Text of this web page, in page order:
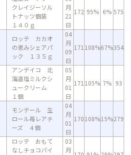
クレイジーソル
トナッツ個装
１４０ｇ
月
21
日
172 95% 6% 575
ロッテ カカオ
の恵みシェアパ
ック １３５ｇ
04
月
09
日
171 108%67%354
アンデイコ 北
海道塩ミルクシ
ュークリーム
１個
05
月
01
日
171 105% 7% 93
モンテール 生
ロール苺レアチ
ーズ ４個
04
月
01
日
170108%15%279
ロッテ おもて
なしチョコパイ
03
月